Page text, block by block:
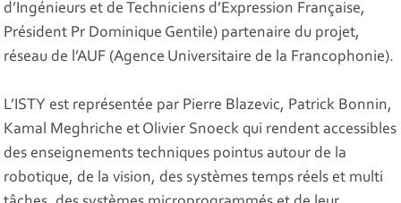
d’Ingénieurs et de Techniciens d’Expression Française,
Président Pr Dominique Gentile) partenaire du projet,
réseau de l’AUF (Agence Universitaire de la Francophonie).
L’ISTY est représentée par Pierre Blazevic, Patrick Bonnin,
Kamal Meghriche et Olivier Snoeck qui rendent accessibles
des enseignements techniques pointus autour de la
robotique, de la vision, des systèmes temps réels et multi